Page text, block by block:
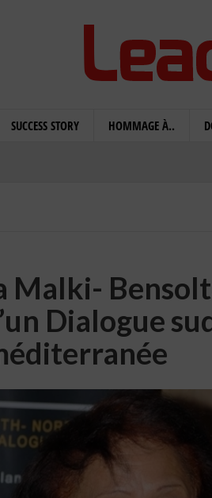
SUCCESS STORY HOMMAGE À..
Malki-
Dialogue